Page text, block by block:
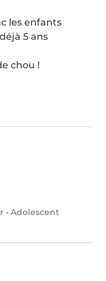
les enfants
5 ans
chou !
• Adolescent